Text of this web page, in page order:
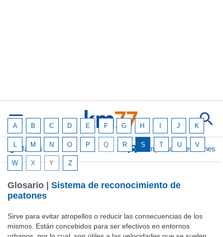
Marcas Comparador de coches
A B C D E F G H J K
L M N O P Q R S T U V
W X Y Z
Glosario | Sistema de reconocimiento de
peatones
Sirve para evitar atropellos o reducir las consecuencias de los
mismos. Están concebidos para ser efectivos en entornos